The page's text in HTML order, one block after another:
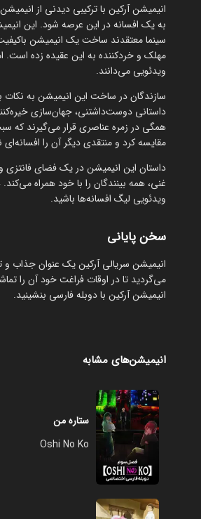
انیمیشن آرکین با ترکیبی دیدنی از
به یک افسانه در این عرصه شود. این
سینما معتقدند ساخت یک انیمیشن
مهلک و خردکننده به این عقیده زده است.
ویدئویی می‌دانند.
سازندگان در ساخت این انیمیشن به
داستانی دوست‌داشتنی، جهان‌سازی
همگی در زمره عناصری قرار می‌گیرند که
مقایسه کرد و منتقدی دیگر آن را
داستان این انیمیشن در یک فضای
غنی، همه بینندگان را با خود همراه
ویدئویی لیگ افسانه‌ها باشید.
سخن پایانی
انیمیشن سریالی آرکین یک عنوان جذاب و
می‌گردید تا در اوقات فراغت خود آن را
انیمیشن آرکین با دوبله فارسی بنشینید.
انیمیشن‌های مشابه
ستاره من
Oshi No Ko